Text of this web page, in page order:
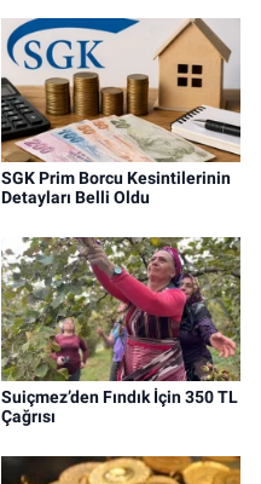
SGK Prim Borcu Kesintilerinin
Detayları Belli Oldu
Suiçmez’den Fındık İçin 350 TL
Çağrısı